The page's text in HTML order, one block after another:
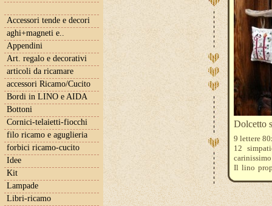
Accessori tende e decori
aghi+magneti e..
Appendini
Art. regalo e decorativi
articoli da ricamare
accessori Ricamo/Cucito
Bordi in LINO e AIDA
Bottoni
Cornici-telaietti-fiocchi
filo ricamo e aguglieria
forbici ricamo-cucito
Idee
Kit
Lampade
Libri-ricamo
Dolcetto
9 lettere
12
Il lino
304 - 934 -